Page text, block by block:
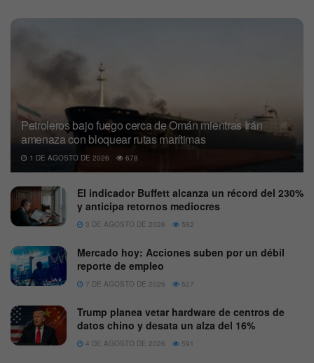
Petroleros bajo fuego cerca de Omán mientras Irán
amenaza con bloquear rutas marítimas
1 DE AGOSTO DE 2026 678
El indicador Buffett alcanza un récord del 230%
y anticipa retornos mediocres
3 DE AGOSTO DE 2026 582
Mercado hoy: Acciones suben por un débil
reporte de empleo
7 DE AGOSTO DE 2026 527
Trump planea vetar hardware de centros de
datos chino y desata un alza del 16%
4 DE AGOSTO DE 2026 591